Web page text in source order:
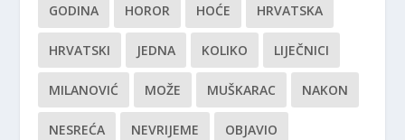
GODINA HOROR HOĆE HRVATSKA
HRVATSKI JEDNA KOLIKO LIJEČNICI
MILANOVIĆ MOŽE MUŠKARAC NAKON
NESREĆA NEVRIJEME OBJAVIO